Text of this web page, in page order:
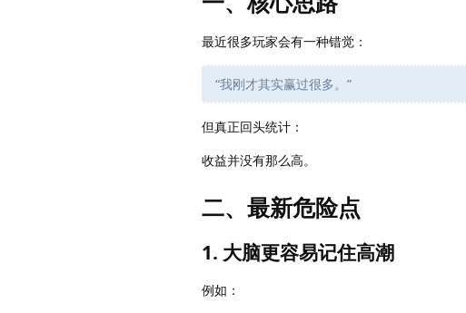
最近很多玩家会有一种错觉：
“我刚才其实赢过很多。”
但真正回头统计：
收益并没有那么高。
二、最新危险点
1. 大脑更容易记住高潮
例如：